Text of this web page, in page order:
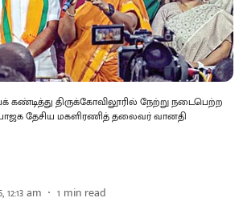
திருக்கோவிலூரில் நேற்று நடைபெற்ற
தேசிய மகளிரணித் தலைவர் வானதி
12:13 am 1 min read